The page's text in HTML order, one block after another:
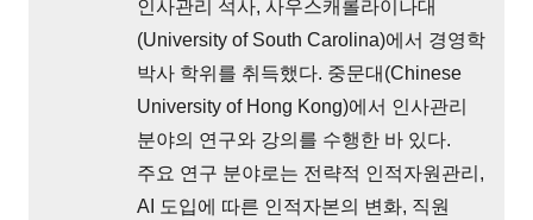
인사관리 석사, 사우스캐롤라이나대
(University of South Carolina)에서 경영학
박사 학위를 취득했다. 중문대(Chinese
University of Hong Kong)에서 인사관리
분야의 연구와 강의를 수행한 바 있다.
주요 연구 분야로는 전략적 인적자원관리,
AI 도입에 따른 인적자본의 변화, 직원